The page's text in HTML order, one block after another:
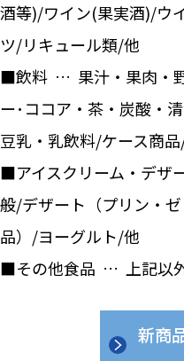
酒等)/ワイン(果実酒)/ウ
ツ/リキュール類/他
■飲料 … 果汁・果肉・
ー･ココア・茶・炭酸・
豆乳・乳飲料/ケース商
■アイスクリーム・デザ
般/デザート（プリン・
品）/ヨーグルト/他
■その他食品 … 上記以
新商